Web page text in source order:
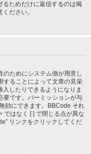
るためだけに返信するのは掲
ださい。
のためにシステム側が用意し
することによって文章の見栄
したりできるようになりま
要です。パーミッションが与
効にできます。BBCode それ
ではなく [ ] で閉じる点が異な
リンクをクリックしてくだ